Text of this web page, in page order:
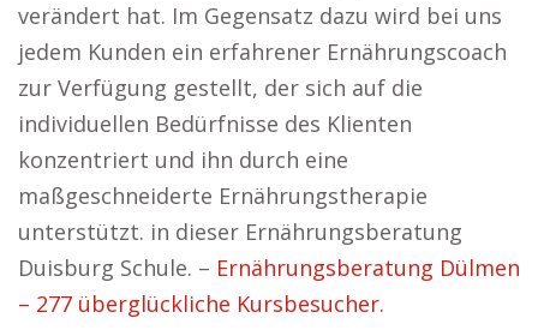
verändert hat. Im Gegensatz dazu wird bei uns
jedem Kunden ein erfahrener Ernährungscoach
zur Verfügung gestellt, der sich auf die
individuellen Bedürfnisse des Klienten
konzentriert und ihn durch eine
maßgeschneiderte Ernährungstherapie
unterstützt. in dieser Ernährungsberatung
Duisburg Schule. – Ernährungsberatung Dülmen
– 277 überglückliche Kursbesucher.